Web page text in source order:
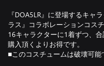
『DOA5LR』に登場するキャ
ラス』コラボレーションコス
16キャラクターに1着ずつ、
購入頂くよりお得です。
■このコスチュームは破壊可能